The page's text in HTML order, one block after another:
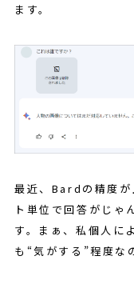
ます。
最近、Bardの精度が
ト単位で回答がじゃ
す。まぁ、私個人に
も“気がする”程度な